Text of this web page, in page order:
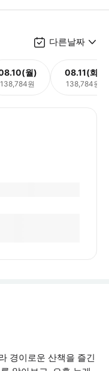
다른날짜
월)
138,784원
08.11(화)
138,784원
경이로운 산책을 즐긴